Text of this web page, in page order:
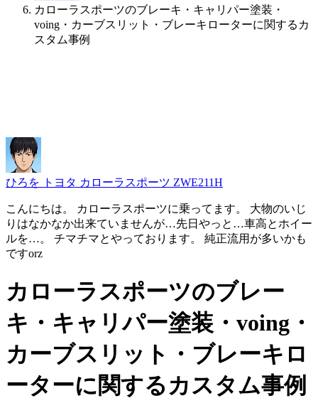
カローラスポーツのブレーキ・キャリパー塗装・
voing・カーブスリット・ブレーキローターに関するカ
スタム事例
ひろを トヨタ カローラスポーツ ZWE211H
こんにちは。 カローラスポーツに乗ってます。 大物のいじ
りはなかなか出来ていませんが…先日やっと…車高とホイー
ルを…。 チマチマとやっております。 純正流用が多いかも
ですorz
カローラスポーツのブレー
キ・キャリパー塗装・voing・
カーブスリット・ブレーキロ
ーターに関するカスタム事例